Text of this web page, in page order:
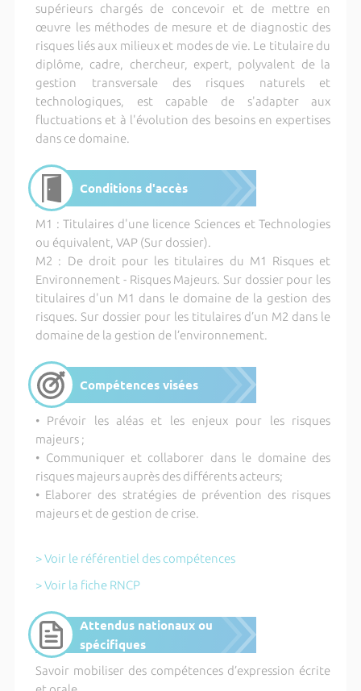
supérieurs chargés de concevoir et de mettre en
œuvre les méthodes de mesure et de diagnostic des
risques liés aux milieux et modes de vie. Le titulaire du
diplôme, cadre, chercheur, expert, polyvalent de la
gestion transversale des risques naturels et
technologiques, est capable de s'adapter aux
fluctuations et à l'évolution des besoins en expertises
dans ce domaine.
Conditions d'accès
M1 : Titulaires d'une licence Sciences et Technologies
ou équivalent, VAP (Sur dossier).
M2 : De droit pour les titulaires du M1 Risques et
Environnement - Risques Majeurs. Sur dossier pour les
titulaires d'un M1 dans le domaine de la gestion des
risques. Sur dossier pour les titulaires d’un M2 dans le
domaine de la gestion de l’environnement.
Compétences visées
• Prévoir les aléas et les enjeux pour les risques
majeurs ;
• Communiquer et collaborer dans le domaine des
risques majeurs auprès des différents acteurs;
• Elaborer des stratégies de prévention des risques
majeurs et de gestion de crise.
> Voir le référentiel des compétences
> Voir la fiche RNCP
Attendus nationaux ou
spécifiques
Savoir mobiliser des compétences d’expression écrite